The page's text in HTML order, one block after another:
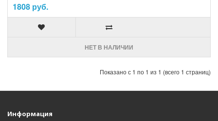
1808 руб.
НЕТ В НАЛИЧИИ
Показано с 1 по 1 из 1 (всего 1 страниц)
Информация